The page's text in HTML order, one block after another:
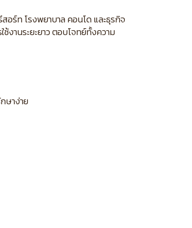
อร์ท โรงพยาบาล คอนโด และธุรกิจ
งานระยะยาว ตอบโจทย์ทั้งความ
ษาง่าย